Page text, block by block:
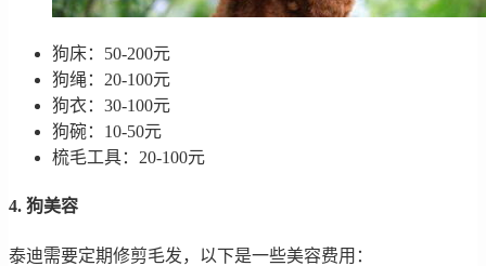
狗床：50-200元
狗绳：20-100元
狗衣：30-100元
狗碗：10-50元
梳毛工具：20-100元
4. 狗美容
泰迪需要定期修剪毛发，以下是一些美容费用：